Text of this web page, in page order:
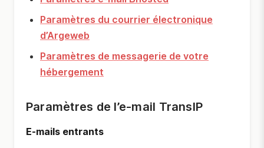
Paramètres du courrier électronique
d’Argeweb
Paramètres de messagerie de votre
hébergement
Paramètres de l’e-mail TransIP
E-mails entrants